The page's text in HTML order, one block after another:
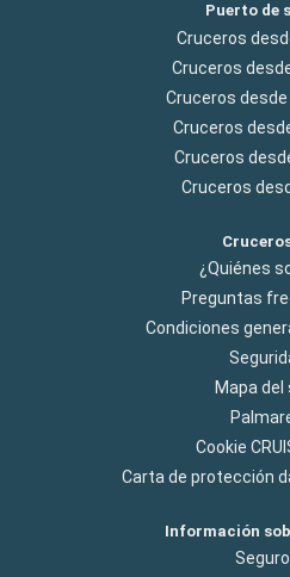
Puerto de
Cruceros
Cruceros
Cruceros
Cruceros
Cruceros
Cruceros
¿Quiénes
Preguntas
Condiciones
Mapa del
Cookie
Carta de protección
Información